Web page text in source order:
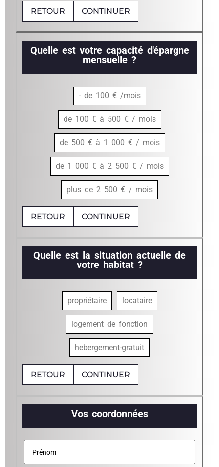
RETOUR CONTINUER
Quelle est votre capacité d'épargne
mensuelle ?
- de 100 € /mois
de 100 € à 500 € / mois
de 500 € à 1 000 € / mois
de 1 000 € à 2 500 € / mois
plus de 2 500 € / mois
RETOUR CONTINUER
Quelle est la situation actuelle de
votre habitat ?
propriétaire locataire
logement de fonction
hebergement-gratuit
RETOUR CONTINUER
Vos coordonnées